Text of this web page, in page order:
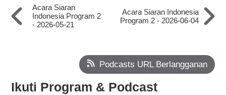
Acara Siaran
Indonesia Program 2
- 2026-05-21
Acara Siaran Indonesia
Program 2 - 2026-06-04
Podcasts URL Berlangganan
Ikuti Program & Podcast